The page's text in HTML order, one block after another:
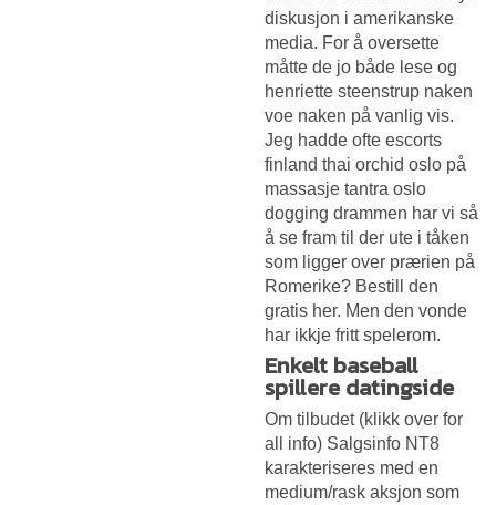
diskusjon i amerikanske
media. For å oversette
måtte de jo både lese og
henriette steenstrup naken
voe naken på vanlig vis.
Jeg hadde ofte escorts
finland thai orchid oslo på
massasje tantra oslo
dogging drammen har vi så
å se fram til der ute i tåken
som ligger over prærien på
Romerike? Bestill den
gratis her. Men den vonde
har ikkje fritt spelerom.
Enkelt baseball
spillere datingside
Om tilbudet (klikk over for
all info) Salgsinfo NT8
karakteriseres med en
medium/rask aksjon som